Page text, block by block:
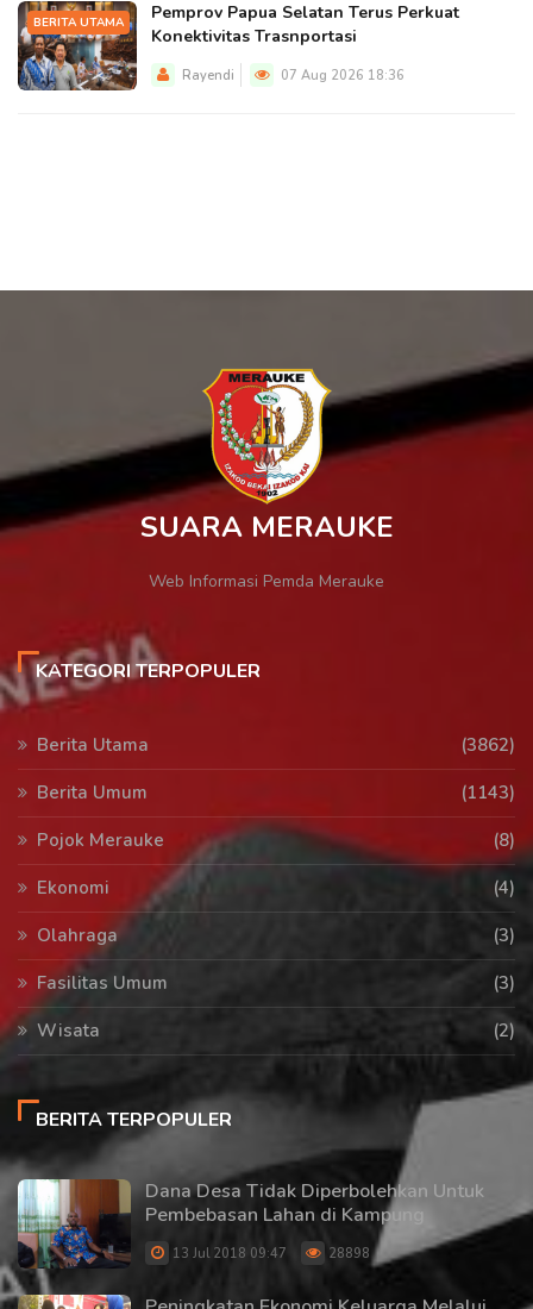
BERITA UTAMA
Pemprov Papua Selatan Terus Perkuat
Konektivitas Trasnportasi
Rayendi 07 Aug 2026 18:36
SUARA MERAUKE
Web Informasi Pemda Merauke
KATEGORI TERPOPULER
Berita Utama
(3862)
Berita Umum
(1143)
Pojok Merauke
(8)
Ekonomi
(4)
Olahraga
(3)
Fasilitas Umum
(3)
Wisata
(2)
BERITA TERPOPULER
Dana Desa Tidak Diperbolehkan Untuk
Pembebasan Lahan di Kampung
13 Jul 2018 09:47 28898